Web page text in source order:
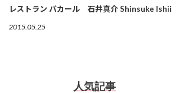
レストラン バカール 石井真介 Shinsuke Ishii
2015.05.25
人気記事